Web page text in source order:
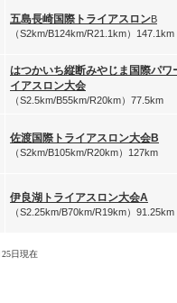
五島長崎国際トライアスロンB
（S2km/B124km/R21.1km）147.1km
はつかいち縦断みやじま国際パワ
イアスロン大会
（S2.5km/B55km/R20km）77.5km
佐渡国際トライアスロン大会B
（S2km/B105km/R20km）127km
伊良湖トライアスロン大会A
（S2.25km/B70km/R19km）91.25km
25日現在